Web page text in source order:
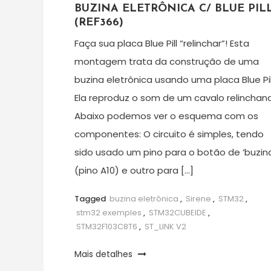
BUZINA ELETRÔNICA C/ BLUE
(REF366)
Faça sua placa Blue Pill “relinchar”! Esta
montagem trata da construção de uma
buzina eletrônica usando uma placa Blue
Ela reproduz o som de um cavalo
Abaixo podemos ver o esquema com os
componentes: O circuito é simples, tendo
sido usado um pino para o botão de
(pino A10) e outro para […]
Tagged buzina eletrônica , Sirene , STM32,
stm32 exemples , STM32CUBEIDE ,
STM32F103C8T6 , ST_LINK V2
Mais detalhes